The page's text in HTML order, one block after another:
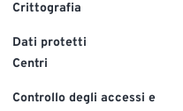
Crittografia
Dati protetti
Centri
Controllo degli accessi e